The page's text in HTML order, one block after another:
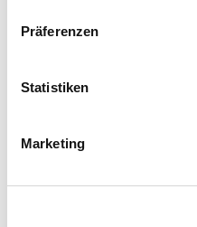
Informationen über
können
bestimmten
Erfahren Sie mehr darüber,
Präferenzen
Statistiken
Marketing